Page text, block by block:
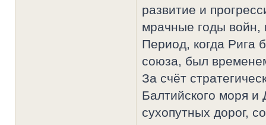
развитие и
мрачные годы войн,
Период, когда Рига
союза, был
За счёт
Балтийского моря и
сухопутных дорог,